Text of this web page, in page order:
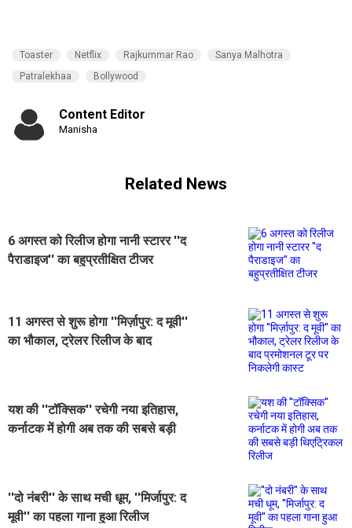
Toaster Netflix Rajkummar Rao
Sanya Malhotra
Patralekhaa
Bollywood
Content Editor
Manisha
Related News
6 अगस्त को रिलीज होगा नानी स्टारर ''द
पैराडाइज'' का बहुप्रतीक्षित टीजर
11 अगस्त से शुरू होगा ''मिर्ज़ापुर: द मूवी''
का भौकाल, ट्रेलर रिलीज के बाद
यश की ''टॉक्सिक'' रचेगी नया इतिहास,
कर्नाटक में होगी अब तक की सबसे बड़ी
''दो नंबरी'' के साथ मची धूम, ''मिर्जापुर: द
मूवी'' का पहला गाना हुआ रिलीज